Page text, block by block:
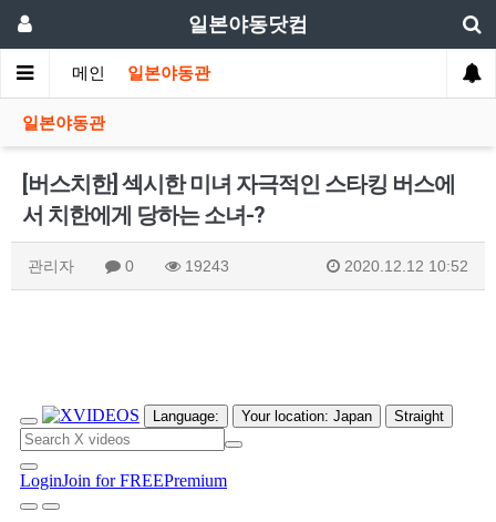
일본야동닷컴
메인 일본야동관
일본야동관
[버스치한] 섹시한 미녀 자극적인 스타킹 버스에
서 치한에게 당하는 소녀-?
관리자 0 19243 2020.12.12 10:52